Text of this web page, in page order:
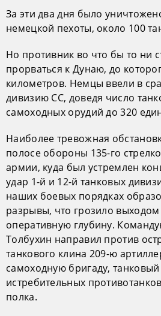
За эти два дня было
немецкой пехоты, около 100
Но противник во что бы то ни
прорваться к Дунаю, до
километров. Немцы ввели в
дивизию СС, доведя число
самоходных орудий до 320
Наиболее тревожная
полосе обороны 135-го
армии, куда был устремлен
удар 1-й и 12-й танковых
наших боевых порядках
разрывы, что грозило
оперативную глубину.
Толбухин направил против
танкового клина 209-ю
самоходную бригаду,
истребительных
полка.